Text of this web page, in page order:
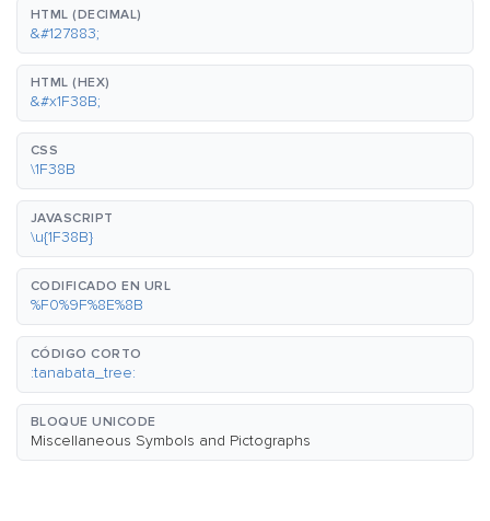
HTML (DECIMAL)
&#127883;
HTML (HEX)
&#x1F38B;
CSS
\1F38B
JAVASCRIPT
\u{1F38B}
CODIFICADO EN URL
%F0%9F%8E%8B
CÓDIGO CORTO
:tanabata_tree:
BLOQUE UNICODE
Miscellaneous Symbols and Pictographs